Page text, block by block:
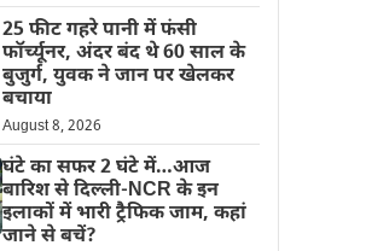
25 फीट गहरे पानी में फंसी
फॉर्च्यूनर, अंदर बंद थे 60 साल के
बुजुर्ग, युवक ने जान पर खेलकर
बचाया
August 8, 2026
घंटे का सफर 2 घंटे में…आज
बारिश से दिल्ली-NCR के इन
इलाकों में भारी ट्रैफिक जाम, कहां
जाने से बचें?